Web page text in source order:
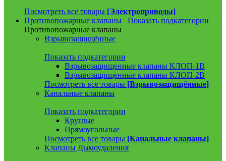
Посмотреть все товары [Электроприводы]
Противопожарные клапаны
Показать подкатегории
Противопожарные клапаны
Взрывозащищённые
Показать подкатегории
Взрывозащищенные клапаны КЛОП-1В
Взрывозащищенные клапаны КЛОП-2В
Посмотреть все товары [Взрывозащищённые]
Канальные клапаны
Показать подкатегории
Круглые
Прямоугольные
Посмотреть все товары [Канальные клапаны]
Клапаны Дымоудаления